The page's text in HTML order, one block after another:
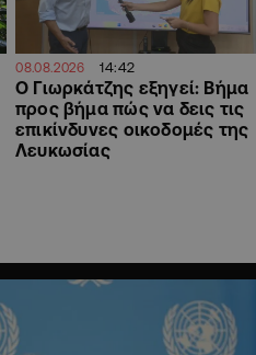
08.08.2026 14:42
Ο Γιωρκάτζης εξηγεί: Βήμα
προς βήμα πώς να δεις τις
επικίνδυνες οικοδομές της
Λευκωσίας